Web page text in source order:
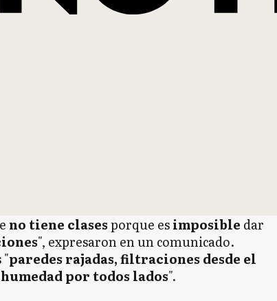
no tiene clasesporque esimposible dar
", expresaron en un comunicado.
"paredes rajadas, filtraciones desde el
por todos lados".